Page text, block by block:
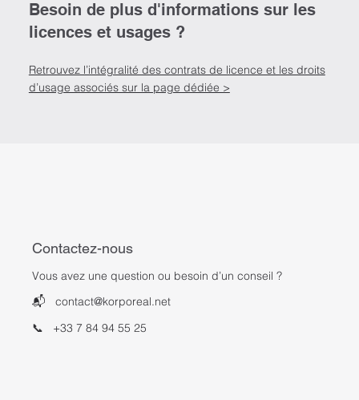
Contactez-nous
Vous avez une question ou besoin d’un conseil ?
📬 contact@korporeal.net
📞 +33 7 84 94 55 25
Besoin de plus d'informations sur les
licences et usages ?
Retrouvez l’intégralité des contrats de licence et les droits
d’usage associés sur la page dédiée >